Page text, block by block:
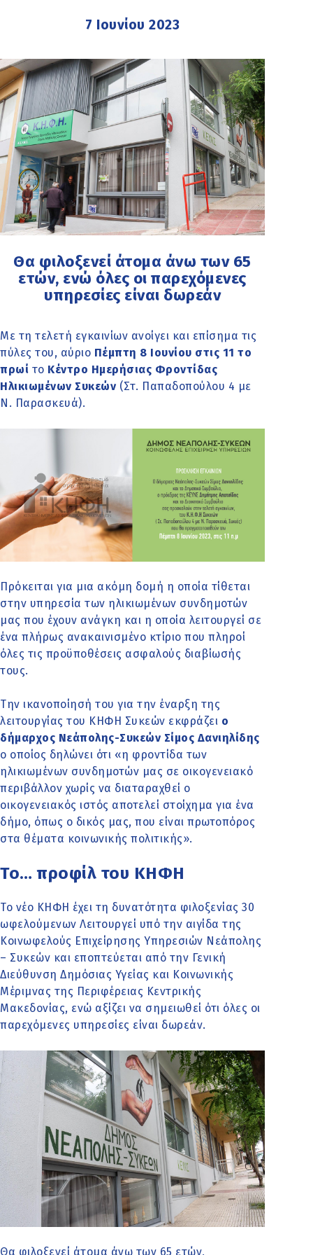
7 Ιουνίου 2023
Θα φιλοξενεί άτομα άνω των 65
ετών, ενώ όλες οι παρεχόμενες
υπηρεσίες είναι δωρεάν
Με τη τελετή εγκαινίων ανοίγει και επίσημα τις
πύλες του, αύριο Πέμπτη 8 Ιουνίου στις 11 το
πρωί το Κέντρο Ημερήσιας Φροντίδας
Ηλικιωμένων Συκεών (Στ. Παπαδοπούλου 4 με
Ν. Παρασκευά).
Πρόκειται για μια ακόμη δομή η οποία τίθεται
στην υπηρεσία των ηλικιωμένων συνδημοτών
μας που έχουν ανάγκη και η οποία λειτουργεί σε
ένα πλήρως ανακαινισμένο κτίριο που πληροί
όλες τις προϋποθέσεις ασφαλούς διαβίωσής
τους.
Την ικανοποίησή του για την έναρξη της
λειτουργίας του ΚΗΦΗ Συκεών εκφράζει ο
δήμαρχος Νεάπολης-Συκεών Σίμος Δανιηλίδης
ο οποίος δηλώνει ότι «η φροντίδα των
ηλικιωμένων συνδημοτών μας σε οικογενειακό
περιβάλλον χωρίς να διαταραχθεί ο
οικογενειακός ιστός αποτελεί στοίχημα για ένα
δήμο, όπως ο δικός μας, που είναι πρωτοπόρος
στα θέματα κοινωνικής πολιτικής».
Το… προφίλ του ΚΗΦΗ
Το νέο ΚΗΦΗ έχει τη δυνατότητα φιλοξενίας 30
ωφελούμενων Λειτουργεί υπό την αιγίδα της
Κοινωφελούς Επιχείρησης Υπηρεσιών Νεάπολης
– Συκεών και εποπτεύεται από την Γενική
Διεύθυνση Δημόσιας Υγείας και Κοινωνικής
Μέριμνας της Περιφέρειας Κεντρικής
Μακεδονίας, ενώ αξίζει να σημειωθεί ότι όλες οι
παρεχόμενες υπηρεσίες είναι δωρεάν.
Θα φιλοξενεί άτομα άνω των 65 ετών,